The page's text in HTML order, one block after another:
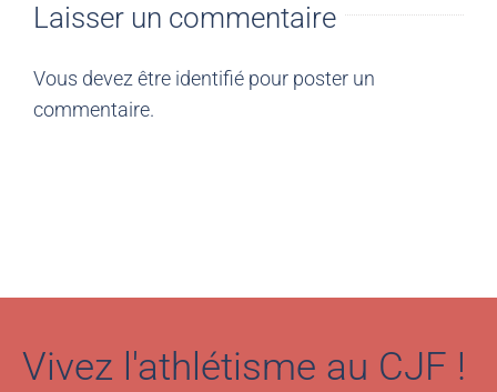
Laisser un commentaire
Vous devez être identifié pour poster un
commentaire.
Vivez l'athlétisme au CJF !